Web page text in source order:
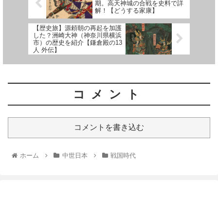
期。高天神城の合戦を史料で詳
解！【どうする家康】
【歴史旅】源頼朝の再起を加護
した？洲崎大神（神奈川県横浜
市）の歴史を紹介【鎌倉殿の13
人 外伝】
コメント
コメントを書き込む
ホーム 中世日本 戦国時代